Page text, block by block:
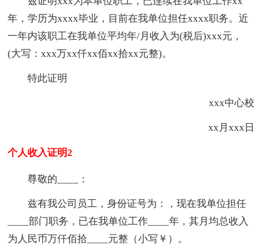
年，学历为xxxx毕业，目前在我单位担任xxxx职务。近
一年内该职工在我单位平均年/月收入为(税后)xxx元，
(大写：xxx万xx仟xx佰xx拾xx元整)。
特此证明
xxx中心校
xx月xxx日
个人收入证明2
尊敬的____：
兹有我公司员工，身份证号为：，现在我单位担任
____部门职务，已在我单位工作____年，其月均总收入
为人民币万仟佰拾____元整（小写￥）。